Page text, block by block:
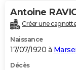
Antoine
Créer une
Naissance
17/07/1920 à
Décès